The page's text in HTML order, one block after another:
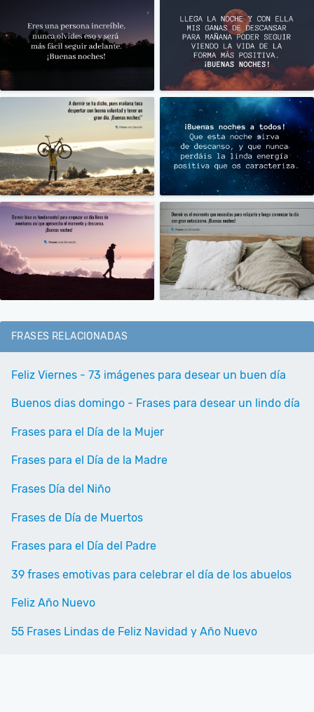
FRASES RELACIONADAS
Feliz Viernes - 73 imágenes para desear un buen día
Buenos dias domingo - Frases para desear un lindo día
Frases para el Día de la Mujer
Frases para el Día de la Madre
Frases Día del Niño
Frases de Día de Muertos
Frases para el Día del Padre
39 frases emotivas para celebrar el día de los abuelos
Feliz Año Nuevo
55 Frases Lindas de Feliz Navidad y Año Nuevo